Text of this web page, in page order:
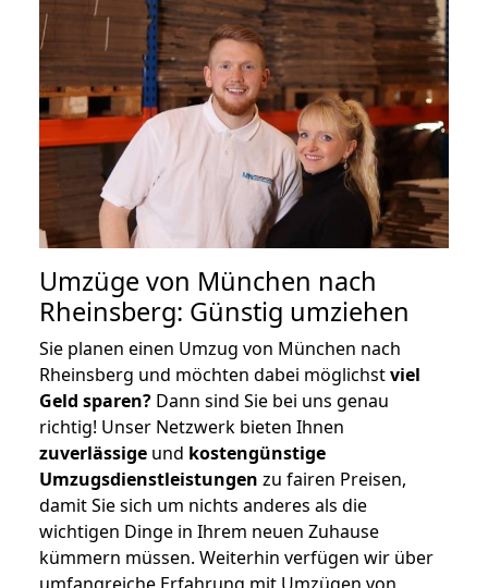
Umzüge von München nach
Rheinsberg: Günstig umziehen
Sie planen einen Umzug von München nach
Rheinsberg und möchten dabei möglichstviel
Geld sparen? Dann sind Sie bei uns genau
richtig! Unser Netzwerk bieten Ihnen
zuverlässige und kostengünstige
Umzugsdienstleistungen zu fairen Preisen,
damit Sie sich um nichts anderes als die
wichtigen Dinge in Ihrem neuen Zuhause
kümmern müssen. Weiterhin verfügen wir über